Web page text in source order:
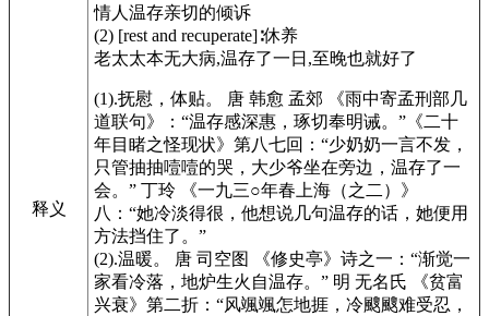
释义
情人温存亲切的倾诉
(2) [rest and recuperate]∶休养
老太太本无大病,温存了一日,至晚也就好了
(1).抚慰，体贴。 唐 韩愈 孟郊
《雨中寄孟刑部几
道联句》
：“温存感深惠，琢切奉明诫。” 《二十
年目睹之怪现状》 第八七回：“少奶奶一言不发，
只管抽抽噎噎的哭，大少爷坐在旁边，温存了一
会。” 丁玲
《一九三○年春上海（之二）》
八：“她冷淡得很，他想说几句温存的话，她便用
方法挡住了。”
(2).温暖。 唐 司空图
《修史亭》 诗之一：“渐觉一
家看冷落，地炉生火自温存。” 明 无名氏
《贫富
兴衰》 第二折：“风颯颯怎地捱，冷颼颼难受忍，